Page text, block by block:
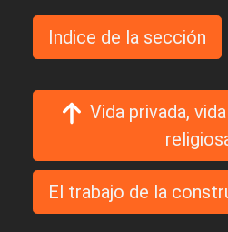
Indice de la sección
Vida privada,
El trabajo de la